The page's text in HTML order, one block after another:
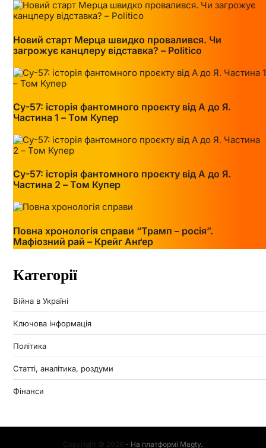
Новий старт Мерца швидко провалився. Чи
загрожує канцлеру відставка? – Politico
Су-57: історія фантомного проєкту від А до Я.
Частина 1 – Том Купер
Су-57: історія фантомного проєкту від А до Я.
Частина 2 – Том Купер
Повна хронологія справи “Трамп – росія”.
Мафіозний рай – Крейг Анґер
Категорії
Війна в Україні
Ключова інформація
Політика
Статті, аналітика, роздуми
Фінанси
Copyright © 2026 - На платформі Magty.